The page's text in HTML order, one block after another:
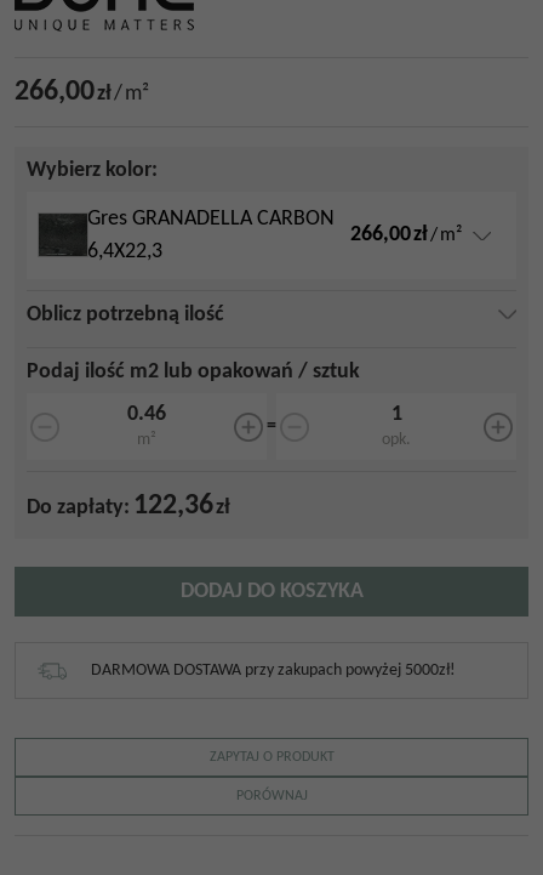
266,00zł/m²
Wybierz kolor:
Gres GRANADELLA CARBON
6,4X22,3
266,00zł/m²
Oblicz potrzebną ilość
Podaj ilość m2 lub opakowań / sztuk
m²
=
opk.
Do zapłaty: 122,36zł
DODAJ DO KOSZYKA
DARMOWA DOSTAWA przy zakupach powyżej 5000zł!
ZAPYTAJ O PRODUKT
PORÓWNAJ